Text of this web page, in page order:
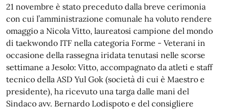
21 novembre è stato preceduto dalla breve cerimonia
con cui l’amministrazione comunale ha voluto rendere
omaggio a Nicola Vitto, laureatosi campione del mondo
di taekwondo ITF nella categoria Forme - Veterani in
occasione della rassegna iridata tenutasi nelle scorse
settimane a Jesolo: Vitto, accompagnato da atleti e staff
tecnico della ASD Yul Gok (società di cui è Maestro e
presidente), ha ricevuto una targa dalle mani del
Sindaco avv. Bernardo Lodispoto e del consigliere